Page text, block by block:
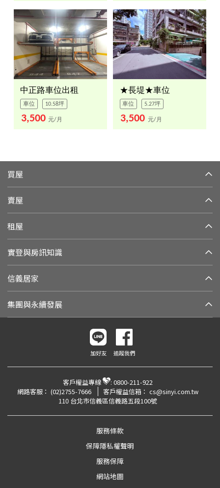
中正路車位出租
車位 10.58坪
3,500 元/月
★長堤★車位
車位 5.27坪
3,500 元/月
買屋
賣屋
租屋
實登與房訊知識
信義居家
集團與永續發展
加好友 追蹤我們
客戶權益專線 : 0800-211-922
網路客服： (02)2755-7666 客戶權益信箱： cs@sinyi.com.tw
110 台北市信義區信義路五段100號
服務條款
保障隱私權聲明
服務保障
網站地圖